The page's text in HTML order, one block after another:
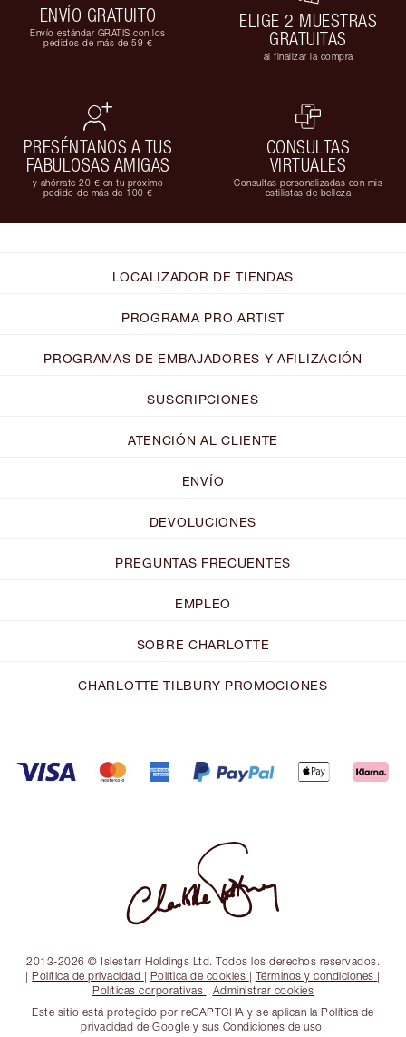
ENVÍO GRATUITO
Envío estándar GRATIS con los
pedidos de más de 59 €
ELIGE 2 MUESTRAS
GRATUITAS
al finalizar la compra
PRESÉNTANOS A TUS
FABULOSAS AMIGAS
y ahórrate 20 € en tu próximo
pedido de más de 100 €
CONSULTAS
VIRTUALES
Consultas personalizadas con mis
estilistas de belleza
LOCALIZADOR DE TIENDAS
PROGRAMA PRO ARTIST
PROGRAMAS DE EMBAJADORES Y AFILIZACIÓN
SUSCRIPCIONES
ATENCIÓN AL CLIENTE
ENVÍO
DEVOLUCIONES
PREGUNTAS FRECUENTES
EMPLEO
SOBRE CHARLOTTE
CHARLOTTE TILBURY PROMOCIONES
2013-2026 © Islestarr Holdings Ltd. Todos los derechos reservados.
| Política de privacidad | Política de cookies | Términos y condiciones |
Políticas corporativas | Administrar cookies
Este sitio está protegido por reCAPTCHA y se aplican la Política de
privacidad de Google y sus Condiciones de uso.